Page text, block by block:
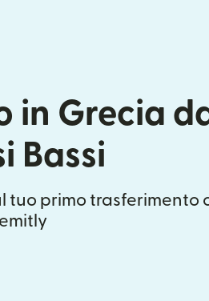
in Grecia
Bassi
tuo primo trasferimento